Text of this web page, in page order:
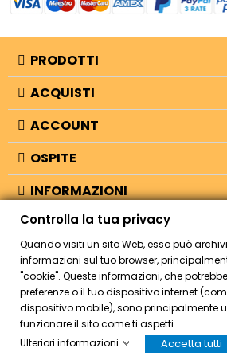
PRODOTTI
ACQUISTI
ACCOUNT
OSPITE
INFORMAZIONI
NEGOZIO
© 2026 - Bellearti.it -credits
HOME ACCOUNT
Controlla la tua privacy
Quando visiti un sito Web, esso può
informazioni sul tuo browser,
"cookie". Queste informazioni, che
preferenze o il tuo dispositivo internet
dispositivo mobile), sono principalmente
funzionare il sito come ti aspetti.
Ulteriori informazioni
Accetta tutti